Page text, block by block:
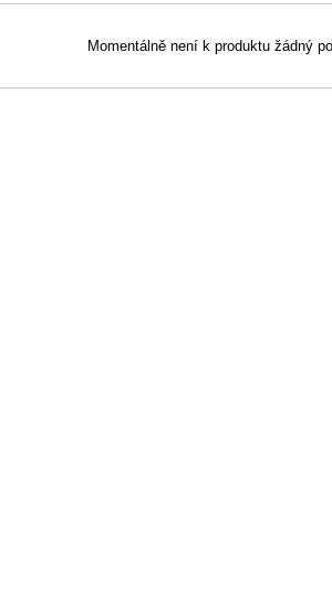
Momentálně není k produktu žádný